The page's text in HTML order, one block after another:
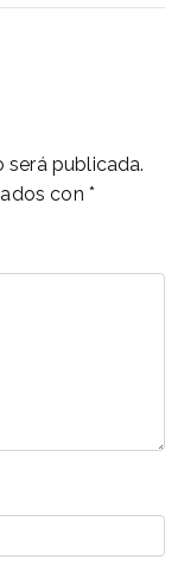
será publicada.
con *